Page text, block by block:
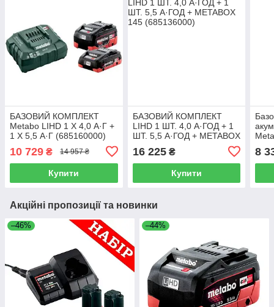
БАЗОВИЙ КОМПЛЕКТ
Metabo LIHD 1 X 4,0 А·Г +
1 X 5,5 А·Г (685160000)
10 729 ₴ 14 957 ₴
Купити
БАЗОВИЙ КОМПЛЕКТ
LIHD 1 ШТ. 4,0 А·ГОД + 1
ШТ. 5,5 А·ГОД + METABOX
16 225₴
Купити
8
Акційні пропозиції та новинки
–46% –44%